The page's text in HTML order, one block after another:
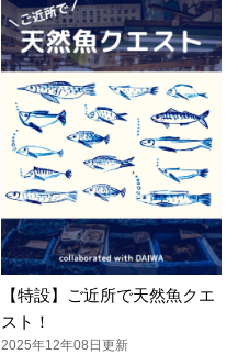
【特設】ご近所で天然魚クエ
スト！
2025年12年08日更新